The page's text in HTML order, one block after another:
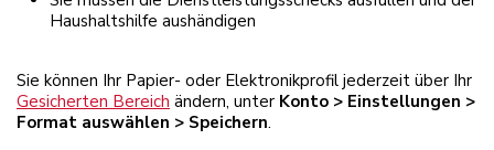
Haushaltshilfe aushändigen
Sie können Ihr Papier- oder Elektronikprofil jederzeit über Ihr
Gesicherten Bereich ändern, unter Konto > Einstellungen >
Format auswählen > Speichern.